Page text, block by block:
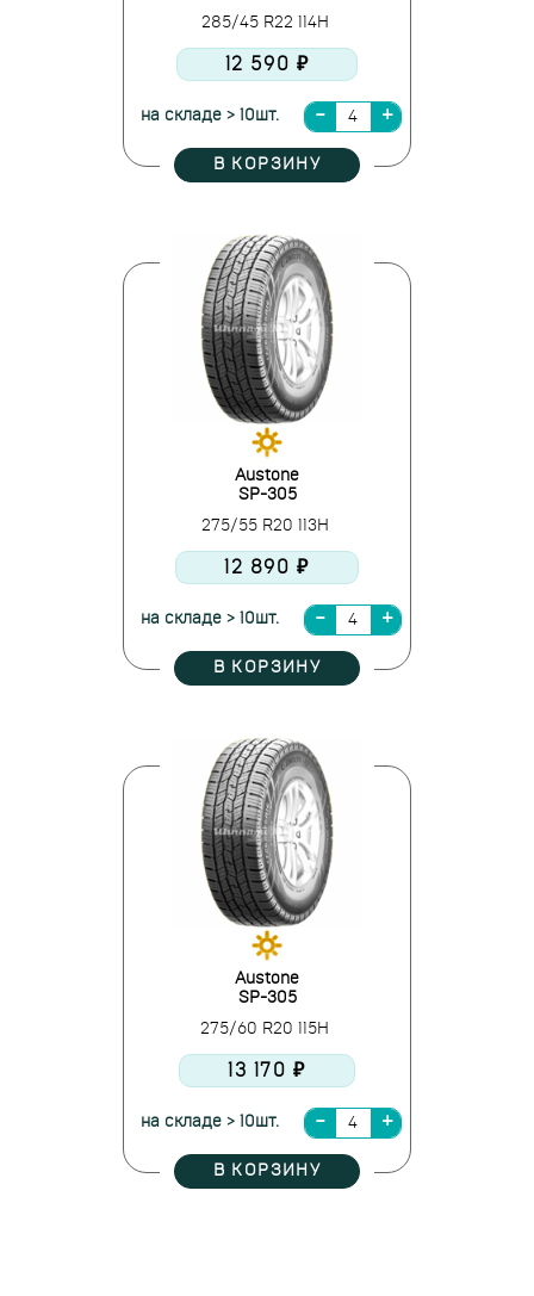
285/45 R22 114H
12 590 ₽
на складе > 10шт.
В КОРЗИНУ
Austone
SP-305
275/55 R20 113H
12 890 ₽
на складе > 10шт.
В КОРЗИНУ
Austone
SP-305
275/60 R20 115H
13 170 ₽
на складе > 10шт.
В КОРЗИНУ